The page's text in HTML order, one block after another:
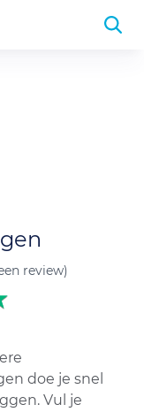
review)
doe je snel
Vul je